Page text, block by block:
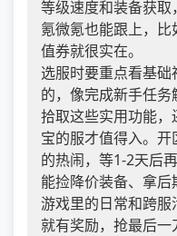
等级速度和装备获
氪微氪也能跟上，
值券就很实在。
选服时要重点看基
的，像完成新手任
拾取这些实用功能
宝的服才值得入。
的热闹，等1-2天后
能捡降价装备、拿后
游戏里的日常和跨服
就有奖励，抢最后